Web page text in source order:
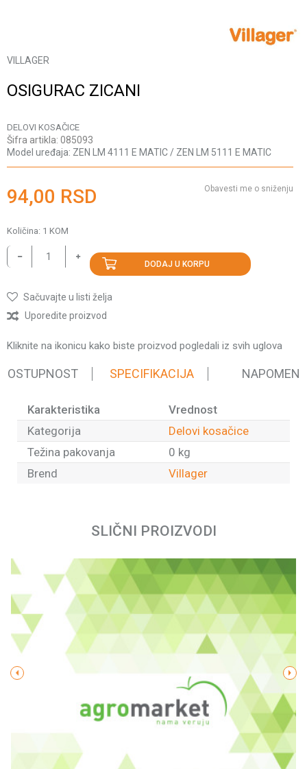
VILLAGER
OSIGURAC ZICANI
DELOVI KOSAČICE
Šifra artikla: 085093
Model uređaja: ZEN LM 4111 E MATIC / ZEN LM 5111 E MATIC
94,00 RSD Obavesti me o sniženju
Količina: 1 KOM
DODAJ U KORPU
Sačuvajte u listi želja
Uporedite proizvod
Kliknite na ikonicu kako biste proizvod pogledali iz svih uglova
SPECIFIKACIJA NAPOMENA
Karakteristika
Vrednost
Kategorija
Delovi kosačice
Težina pakovanja
0 kg
Brend
Villager
Poruka
SLIČNI PROIZVODI